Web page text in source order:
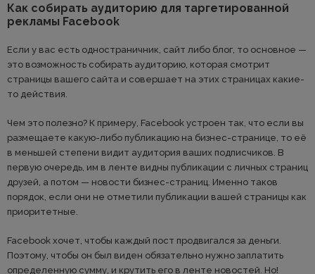
Как собирать аудиторию для таргетированной
рекламы Facebook
Если у вас есть одностраничник, сайт либо блог, то основное —
это возможность собирать аудиторию, которая смотрит
страницы вашего сайта и совершает на этих страницах какие-
то действия.
Чем это полезно? К примеру, Facebook устроен так, что если вы
размещаете какую-либо публикацию на бизнес-странице, тo её
в меньшей степени видит аудитория ваших подписчиков. В
первую очередь, им в ленте видны публикации с личных страниц
друзей, а потом — новости бизнес-страниц. Именно таков
порядок, если они не отметили публикации вашей страницы как
приоритетные.
Facebook хочет, чтобы каждый пост продвигался за деньги.
Поэтому, чтобы он был виден обязательно нужно заплатить
определенную сумму, и крутить его в ленте новостей. Но!